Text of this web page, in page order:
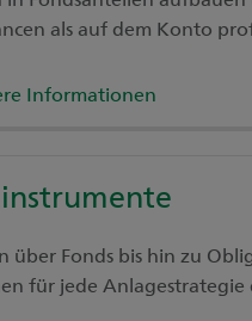
als auf dem Konto
Informationen
über Fonds bis hin zu
für jede Anlagestrategie